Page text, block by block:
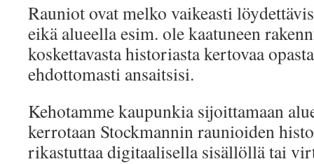
Rauniot ovat melko vaikeasti
eikä alueella esim. ole kaatuneen
koskettavasta historiasta kertovaa
ehdottomasti ansaitsisi.
Kehotamme kaupunkia sijoittamaan
kerrotaan Stockmannin raunioiden
rikastuttaa digitaalisella sisällöllä tai